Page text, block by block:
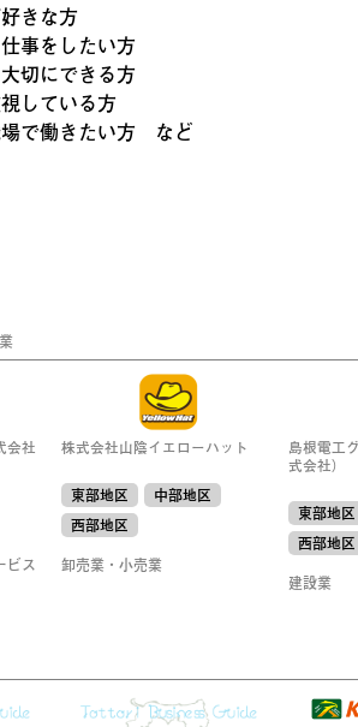
きな方
事をしたい方
切にできる方
している方
で働きたい方 など
会社
ビス
株式会社山陰イエローハット
東部地区
中部地区
西部地区
卸売業・小売業
島根電工
式会社）
東部地区
西部地区
建設業